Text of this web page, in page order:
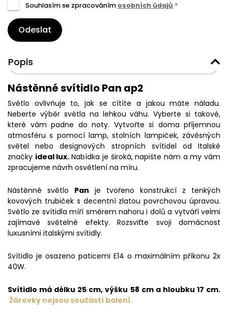
Souhlasím se zpracováním osobních údajů *
Odeslat
Popis
Nástěnné svítidlo Pan ap2
Světlo ovlivňuje to, jak se cítíte a jakou máte náladu.
Neberte výběr světla na lehkou váhu. Vyberte si takové,
které vám padne do noty. Vytvořte si doma příjemnou
atmosféru s pomocí lamp, stolních lampiček, závěsných
světel nebo designových stropních svítidel od Italské
značky ideal lux.Nabídka je široká, napište nám a my vám
zpracujeme návrh osvětlení na míru.
Nástěnné světlo Pan je tvořeno konstrukcí z tenkých
kovových trubiček s decentní zlatou povrchovou úpravou.
Světlo ze svítidla míří směrem nahoru i dolů a vytváří velmi
zajímavé světelné efekty. Rozsviťte svoji domácnost
luxusními italskými svítidly.
Svítidlo je osazeno paticemi E14 o maximálním příkonu 2x
40W.
Svítidlo má délku 25 cm, výšku 58 cm a hloubku 17 cm.
Žárovky nejsou součástí balení.